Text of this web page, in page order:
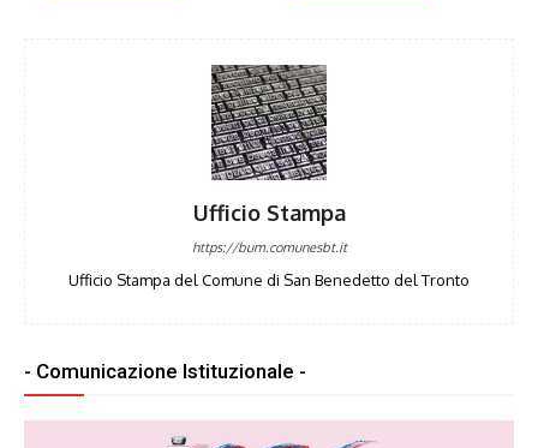
Ufficio Stampa
https://bum.comunesbt.it
Ufficio Stampa del Comune di San Benedetto del Tronto
- Comunicazione Istituzionale -